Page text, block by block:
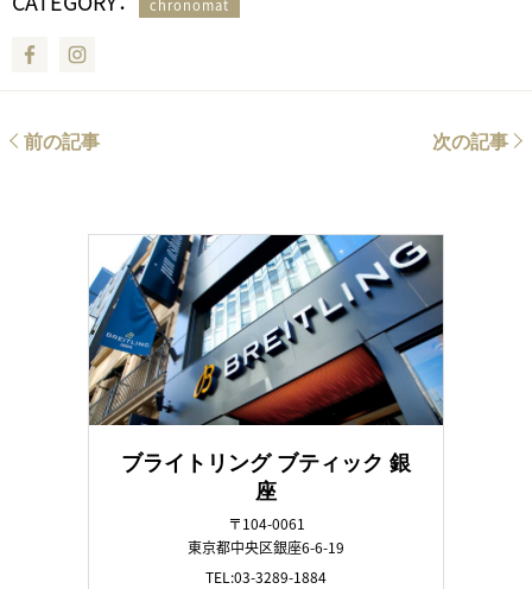
chronomat
Facebook
前の記事 次の記事
ブライトリング ブティック 銀
座
〒104-0061
東京都中央区銀座6-6-19
TEL:03-3289-1884